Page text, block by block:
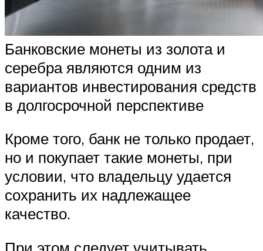
Банковские монеты из золота и
серебра являются одним из
вариантов инвестирования средств
в долгосрочной перспективе
Кроме того, банк не только продает,
но и покупает такие монеты, при
условии, что владельцу удается
сохранить их надлежащее
качество.